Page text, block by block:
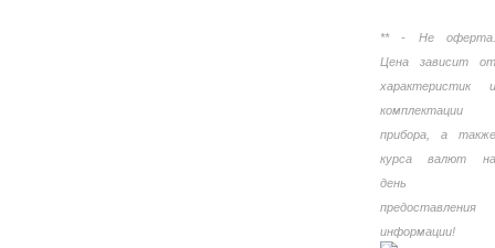
** - Не оферта.
Цена зависит от
характеристик и
комплектации
прибора, а также
курса валют на
день
предоставления
информации!